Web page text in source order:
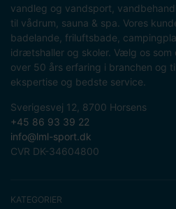
vandleg og vandsport,
til vådrum, sauna & spa. Vores
badelande, friluftsbade,
idrætshaller og skoler. Vælg os som
over 50 års erfaring i branchen og
ekspertise og bedste service.
Sverigesvej 12, 8700 Horsens
+45 86 93 39 22
info@lml-sport.dk
CVR DK-34604800
KATEGORIER